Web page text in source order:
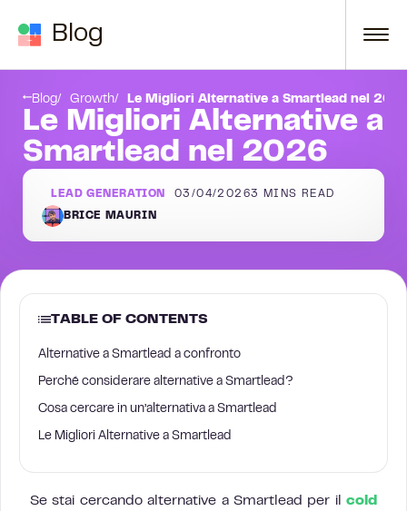
Blog
Blog Growth Le Migliori Alternative a Smartlead nel
Le Migliori Alternative a
Smartlead nel 2026
LEAD GENERATION 03/04/20263 MINS READ
BRICE MAURIN
TABLE OF CONTENTS
Alternative a Smartlead a confronto
Perché considerare alternative a Smartlead?
Cosa cercare in un’alternativa a Smartlead
Le Migliori Alternative a Smartlead
Se stai cercando alternative a Smartlead per il cold